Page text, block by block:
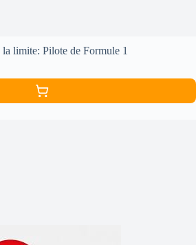
limite: Pilote de Formule 1